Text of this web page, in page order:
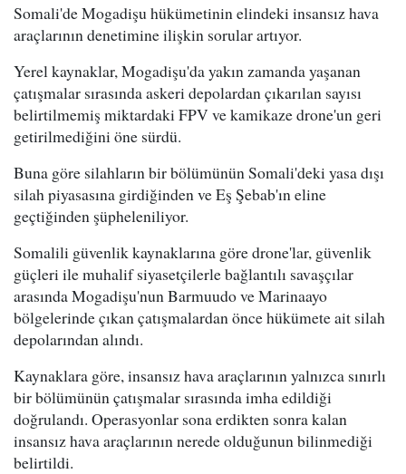
Somali'de Mogadişu hükümetinin elindeki insansız hava
araçlarının denetimine ilişkin sorular artıyor.
Yerel kaynaklar, Mogadişu'da yakın zamanda yaşanan
çatışmalar sırasında askeri depolardan çıkarılan sayısı
belirtilmemiş miktardaki FPV ve kamikaze drone'un geri
getirilmediğini öne sürdü.
Buna göre silahların bir bölümünün Somali'deki yasa dışı
silah piyasasına girdiğinden ve Eş Şebab'ın eline
geçtiğinden şüpheleniliyor.
Somalili güvenlik kaynaklarına göre drone'lar, güvenlik
güçleri ile muhalif siyasetçilerle bağlantılı savaşçılar
arasında Mogadişu'nun Barmuudo ve Marinaayo
bölgelerinde çıkan çatışmalardan önce hükümete ait silah
depolarından alındı.
Kaynaklara göre, insansız hava araçlarının yalnızca sınırlı
bir bölümünün çatışmalar sırasında imha edildiği
doğrulandı. Operasyonlar sona erdikten sonra kalan
insansız hava araçlarının nerede olduğunun bilinmediği
belirtildi.